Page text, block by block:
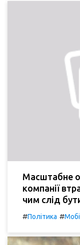
Масштабне
компанії
чим слід
#Політика #